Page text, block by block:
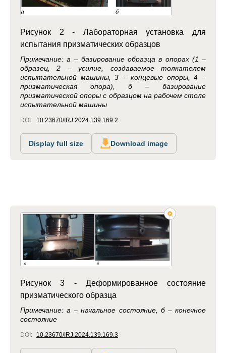
Рисунок 2 - Лабораторная установка для
испытания призматических образцов
Примечание: а – базирование образца в опорах (1 –
образец, 2 – усилие, создаваемое толкателем
испытательной машины, 3 – концевые опоры, 4 –
призматическая опора), б – базирование
призматической опоры с образцом на рабочем столе
испытательной машины
DOI: 10.23670/IRJ.2024.139.169.2
Display full size Download image
Рисунок 3 - Деформированное состояние
призматического образца
Примечание: а – начальное состояние, б – конечное
состояние
DOI: 10.23670/IRJ.2024.139.169.3